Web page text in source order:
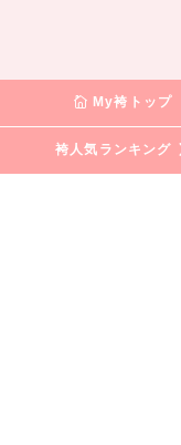
My袴トップ
袴人気ランキング